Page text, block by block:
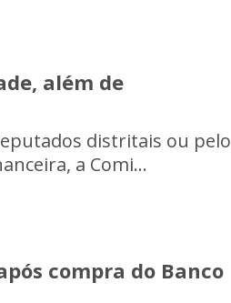
além de
distritais ou pelo
a Comi...
compra do Banco